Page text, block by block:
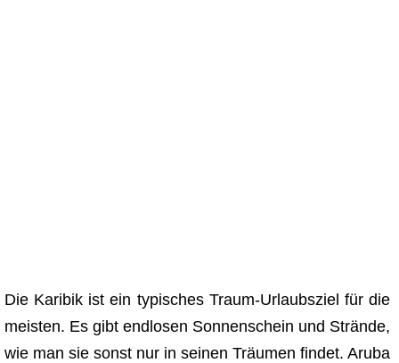
Die Karibik ist ein typisches Traum-Urlaubsziel für die
meisten. Es gibt endlosen Sonnenschein und Strände,
wie man sie sonst nur in seinen Träumen findet. Aruba